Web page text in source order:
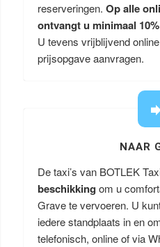
reserveringen. Op alle
ontvangt u minimaal
U tevens vrijblijvend
prijsopgave aanvragen.
NAAR
De taxi’s van BOTLEK
beschikking om u
Grave te vervoeren. U
iedere standplaats in en
telefonisch, online of via